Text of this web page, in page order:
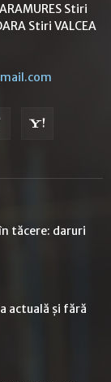
Stiri
Stiri VALCEA
tăcere: daruri
actuală și fără